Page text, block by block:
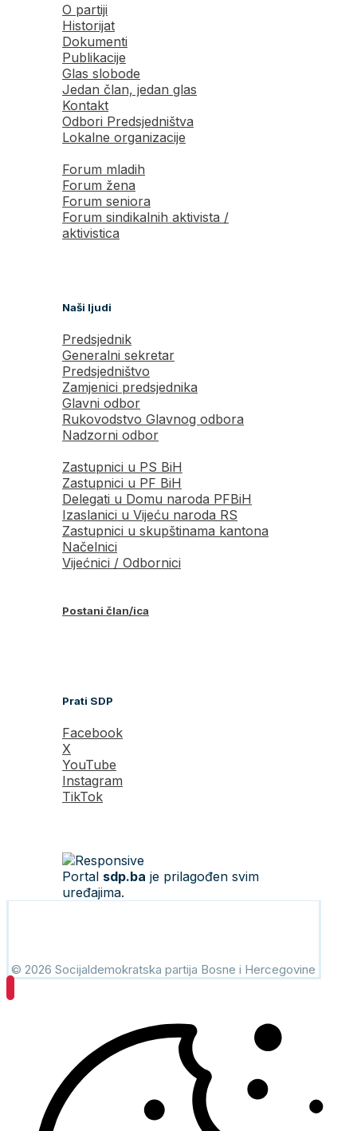
O partiji
Historijat
Dokumenti
Publikacije
Glas slobode
Jedan član, jedan glas
Kontakt
Odbori Predsjedništva
Lokalne organizacije
Forum mladih
Forum žena
Forum seniora
Forum sindikalnih aktivista /
aktivistica
Naši ljudi
Predsjednik
Generalni sekretar
Predsjedništvo
Zamjenici predsjednika
Glavni odbor
Rukovodstvo Glavnog odbora
Nadzorni odbor
Zastupnici u PS BiH
Zastupnici u PF BiH
Delegati u Domu naroda PFBiH
Izaslanici u Vijeću naroda RS
Zastupnici u skupštinama kantona
Načelnici
Vijećnici / Odbornici
Postani član/ica
Prati SDP
Facebook
X
YouTube
Instagram
TikTok
Portal sdp.ba je prilagođen svim
uređajima.
© 2026 Socijaldemokratska partija Bosne i Hercegovine